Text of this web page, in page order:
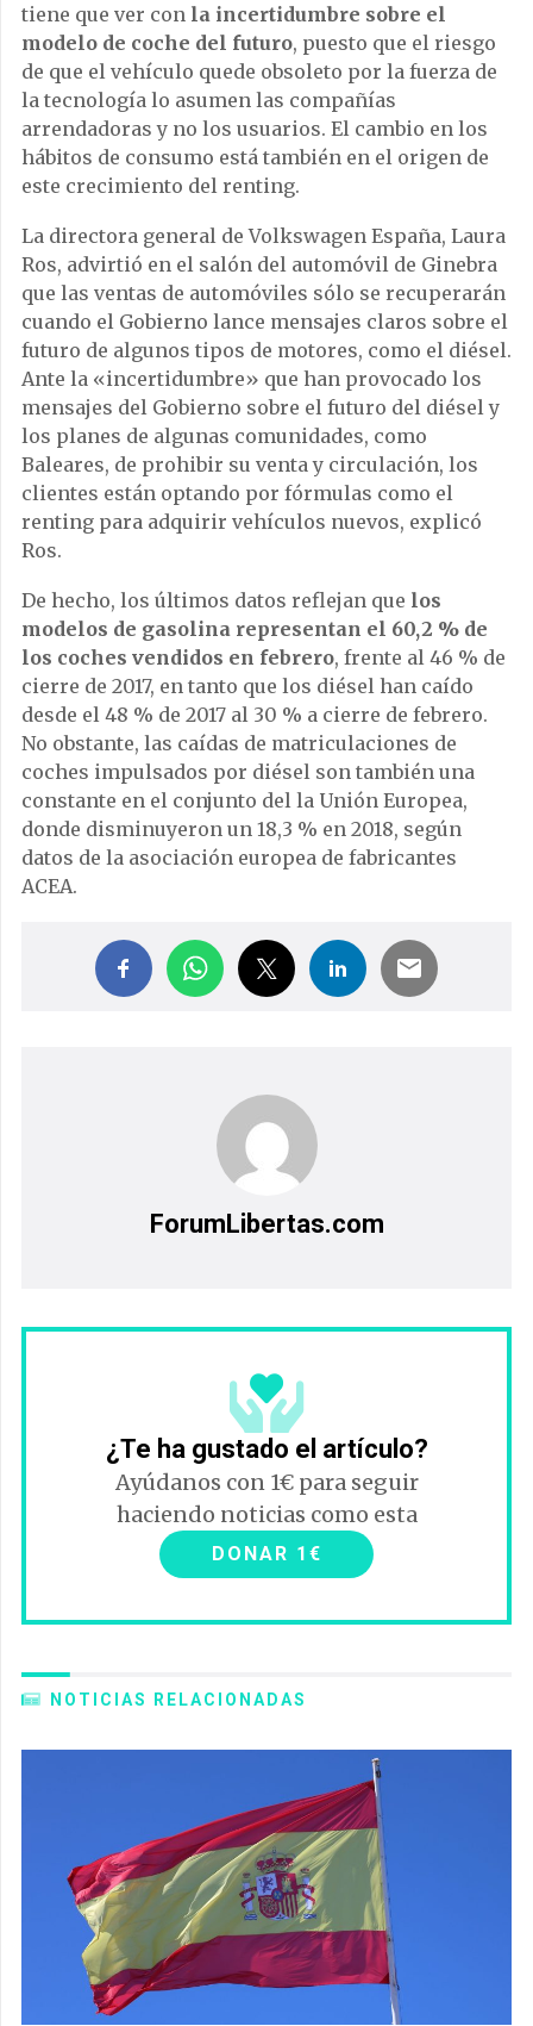
tiene que ver con la incertidumbre sobre el
modelo de coche del futuro, puesto que el riesgo
de que el vehículo quede obsoleto por la fuerza de
la tecnología lo asumen las compañías
arrendadoras y no los usuarios. El cambio en los
hábitos de consumo está también en el origen de
este crecimiento del renting.
La directora general de Volkswagen España, Laura
Ros, advirtió en el salón del automóvil de Ginebra
que las ventas de automóviles sólo se recuperarán
cuando el Gobierno lance mensajes claros sobre el
futuro de algunos tipos de motores, como el diésel.
Ante la «incertidumbre» que han provocado los
mensajes del Gobierno sobre el futuro del diésel y
los planes de algunas comunidades, como
Baleares, de prohibir su venta y circulación, los
clientes están optando por fórmulas como el
renting para adquirir vehículos nuevos, explicó
Ros.
De hecho, los últimos datos reflejan que los
modelos de gasolina representan el 60,2 % de
los coches vendidos en febrero, frente al 46 % de
cierre de 2017, en tanto que los diésel han caído
desde el 48 % de 2017 al 30 % a cierre de febrero.
No obstante, las caídas de matriculaciones de
coches impulsados por diésel son también una
constante en el conjunto del la Unión Europea,
donde disminuyeron un 18,3 % en 2018, según
datos de la asociación europea de fabricantes
ACEA.
ForumLibertas.com
¿Te ha gustado el artículo?
Ayúdanos con 1€ para seguir
haciendo noticias como esta
DONAR 1€
NOTICIAS RELACIONADAS